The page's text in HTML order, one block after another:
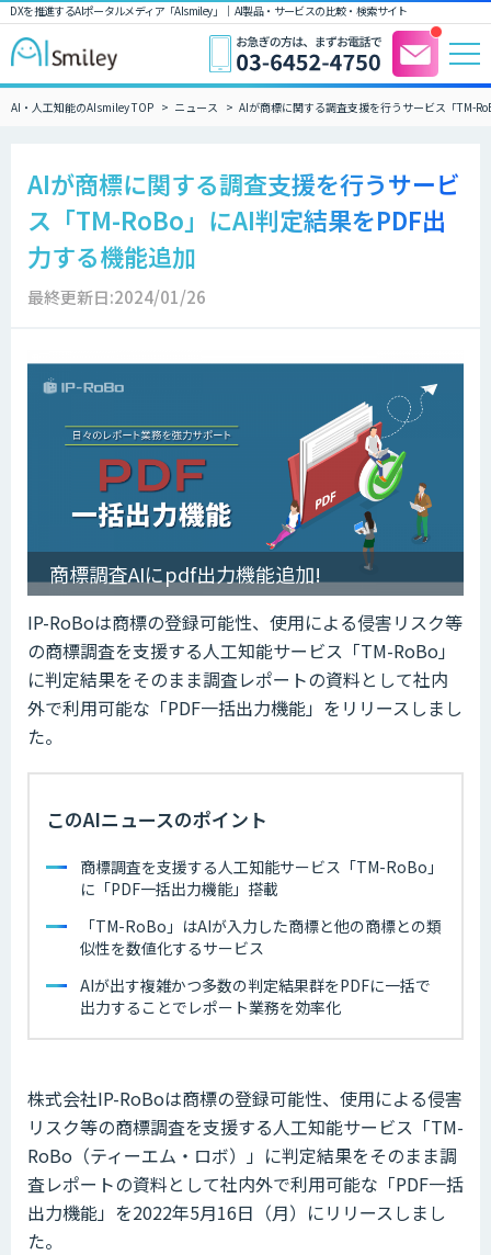
DXを推進するAIポータルメディア「AIsmiley」｜ AI製品・サービスの比較・検索サイト
AI・人工知能のAIsmiley TOP ニュース AIが商標に関する調査支援を行うサービス「TM-
AIが商標に関する調査支援を行うサービ
ス「TM-RoBo」にAI判定結果をPDF出
力する機能追加
最終更新日:2024/01/26
商標調査AIにpdf出力機能追加!
IP-RoBoは商標の登録可能性、使用による侵害リスク等
の商標調査を支援する人工知能サービス「TM-RoBo」
に判定結果をそのまま調査レポートの資料として社内
外で利用可能な「PDF一括出力機能」をリリースしまし
た。
このAIニュースのポイント
商標調査を支援する人工知能サービス「TM-RoBo」
に「PDF一括出力機能」搭載
「TM-RoBo」はAIが入力した商標と他の商標との類
似性を数値化するサービス
AIが出す複雑かつ多数の判定結果群をPDFに一括で
出力することでレポート業務を効率化
株式会社IP-RoBoは商標の登録可能性、使用による侵害
リスク等の商標調査を支援する人工知能サービス「TM-
RoBo（ティーエム・ロボ）」に判定結果をそのまま調
査レポートの資料として社内外で利用可能な「PDF一括
出力機能」を2022年5月16日（月）にリリースしまし
た。